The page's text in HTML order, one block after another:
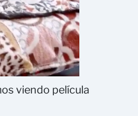
viendo película